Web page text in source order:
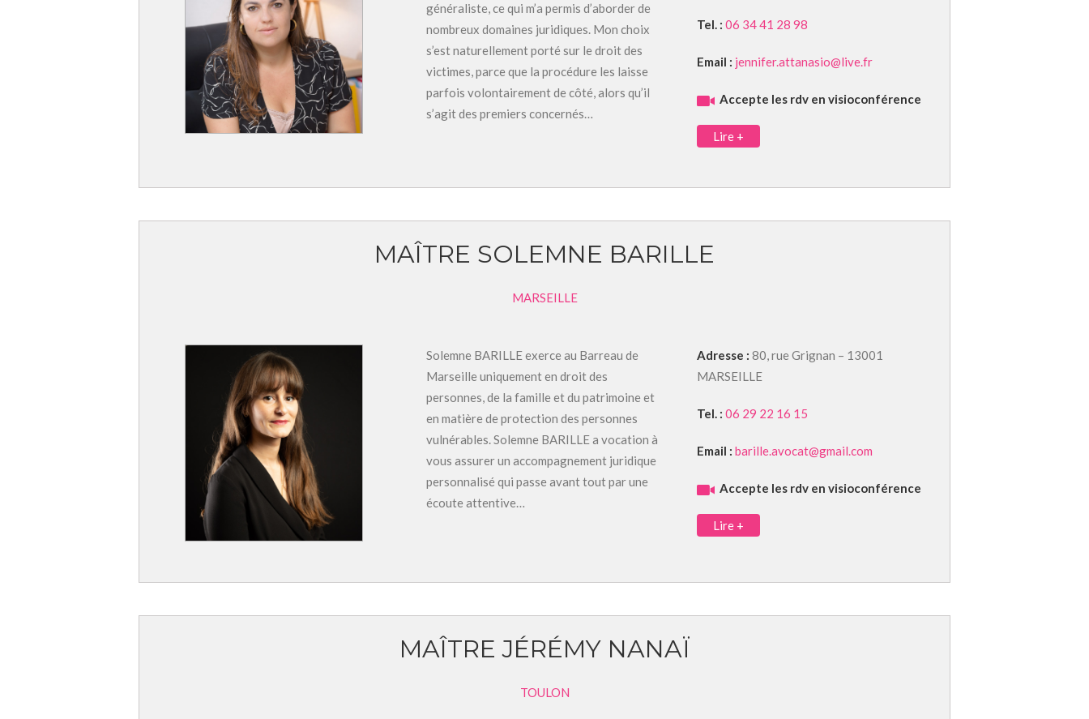
généraliste, ce qui m’a permis d’aborder de
nombreux domaines juridiques. Mon choix
s’est naturellement porté sur le droit des
victimes, parce que la procédure les laisse
parfois volontairement de côté, alors qu’il
s’agit des premiers concernés…
Tel. :06 34 41 28 98
Email : jennifer.attanasio@live.fr
Accepte les rdv en visioconférence
Lire +
MAÎTRE SOLEMNE BARILLE
MARSEILLE
Solemne BARILLE exerce au Barreau de
Marseille uniquement en droit des
personnes, de la famille et du patrimoine et
en matière de protection des personnes
vulnérables. Solemne BARILLE a vocation à
vous assurer un accompagnement juridique
personnalisé qui passe avant tout par une
écoute attentive…
Adresse :80, rue Grignan – 13001
MARSEILLE
Tel. :06 29 22 16 15
Email :barille.avocat@gmail.com
Accepte les rdv en visioconférence
Lire +
MAÎTRE JÉRÉMY NANAÏ
TOULON